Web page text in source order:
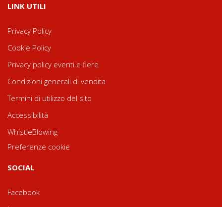
LINK UTILI
Privacy Policy
Cookie Policy
Privacy policy eventi e fiere
Condizioni generali di vendita
Termini di utilizzo del sito
Accessibilità
WhistleBlowing
Preferenze cookie
SOCIAL
Facebook